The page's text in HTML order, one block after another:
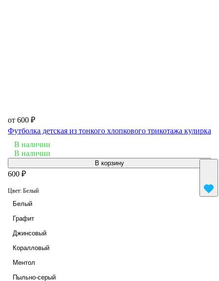
от 600 ₽
Футболка детская из тонкого хлопкового трикотажа кулирка
В наличии
В наличии
В корзину
600 ₽
Цвет: Белый
Белый
Графит
Джинсовый
Коралловый
Ментол
Пыльно-серый